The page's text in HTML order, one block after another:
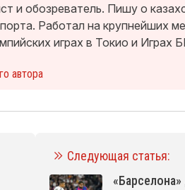
и обозреватель. Пишу о
Работал на крупнейших
играх в Токио и Играх
автора
Следующая статья: